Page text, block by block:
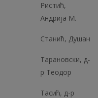
Ристић,
Андрија М.
Станић, Душан
Тарановски, д-
р Теодор
Тасић, д-р